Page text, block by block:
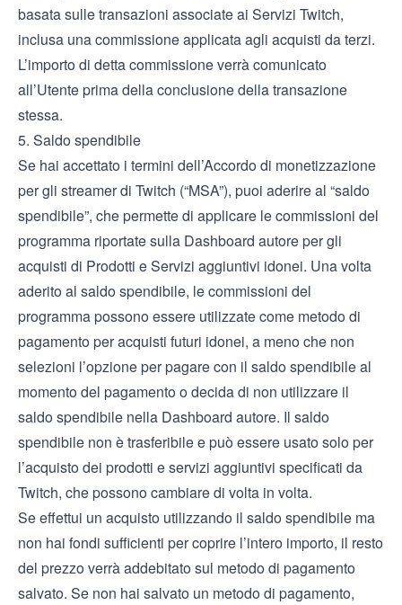
basata sulle transazioni associate ai Servizi Twitch,
inclusa una commissione applicata agli acquisti da terzi.
L’importo di detta commissione verrà comunicato
all’Utente prima della conclusione della transazione
stessa.
5. Saldo spendibile
Se hai accettato i termini dell’Accordo di monetizzazione
per gli streamer di Twitch (“MSA”), puoi aderire al “saldo
spendibile”, che permette di applicare le commissioni del
programma riportate sulla Dashboard autore per gli
acquisti di Prodotti e Servizi aggiuntivi idonei. Una volta
aderito al saldo spendibile, le commissioni del
programma possono essere utilizzate come metodo di
pagamento per acquisti futuri idonei, a meno che non
selezioni l’opzione per pagare con il saldo spendibile al
momento del pagamento o decida di non utilizzare il
saldo spendibile nella Dashboard autore. Il saldo
spendibile non è trasferibile e può essere usato solo per
l’acquisto dei prodotti e servizi aggiuntivi specificati da
Twitch, che possono cambiare di volta in volta.
Se effettui un acquisto utilizzando il saldo spendibile ma
non hai fondi sufficienti per coprire l’intero importo, il resto
del prezzo verrà addebitato sul metodo di pagamento
salvato. Se non hai salvato un metodo di pagamento,